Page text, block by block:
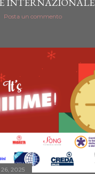
Posta un commento
2025